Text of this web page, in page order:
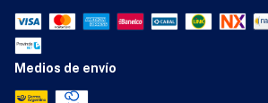
Medios de envío